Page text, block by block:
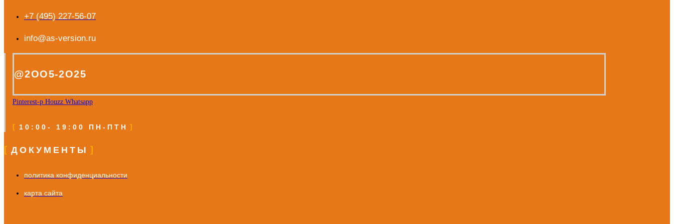
+7 (495) 227-56-07
info@as-version.ru
@2OO5-2O25
Pinterest-p Houzz Whatsapp
10:00- 19:00 ПН-ПТН
ДОКУМЕНТЫ
политика конфиденциальности
карта сайта